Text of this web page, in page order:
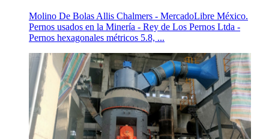
Molino De Bolas Allis Chalmers - MercadoLibre México.
Pernos usados en la Minería - Rey de Los Pernos Ltda -
Pernos hexagonales métricos 5.8, ...